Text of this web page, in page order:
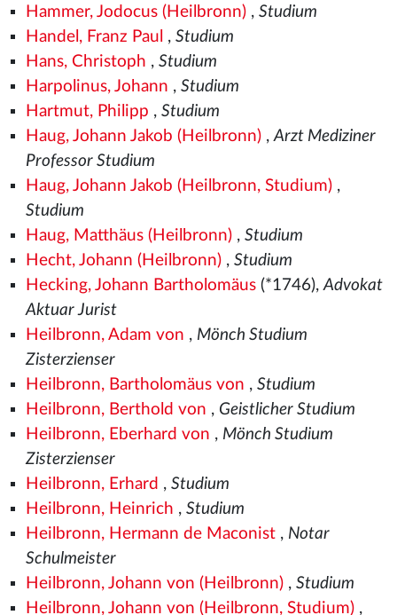
Hammer, Jodocus (Heilbronn), Studium
Handel, Franz Paul , Studium
Hans, Christoph , Studium
Harpolinus, Johann , Studium
Hartmut, Philipp , Studium
Haug, Johann Jakob (Heilbronn),Arzt Mediziner
Professor Studium
Haug, Johann Jakob (Heilbronn, Studium),
Studium
Haug, Matthäus (Heilbronn), Studium
Hecht, Johann (Heilbronn), Studium
Hecking, Johann Bartholomäus(*1746),Advokat
Aktuar Jurist
Heilbronn, Adam von , Mönch Studium
Zisterzienser
Heilbronn, Bartholomäus von , Studium
Heilbronn, Berthold von , Geistlicher Studium
Heilbronn, Eberhard von , Mönch Studium
Zisterzienser
Heilbronn, Erhard , Studium
Heilbronn, Heinrich , Studium
Heilbronn, Hermann de Maconist, Notar
Schulmeister
Heilbronn, Johann von (Heilbronn), Studium
Heilbronn, Johann von (Heilbronn, Studium),